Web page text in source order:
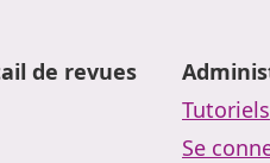
de revues
Tutoriels
Se